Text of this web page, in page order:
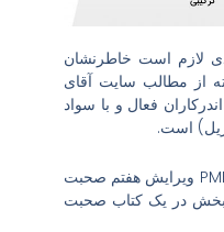
لازم است خاطرنشان
از مطالب سایت آقای
فعال و با سواد
است.
وقتی در خصوص PMBOK2021 ویرایش هفتم صحبت
بخش در یک کتاب صحبت